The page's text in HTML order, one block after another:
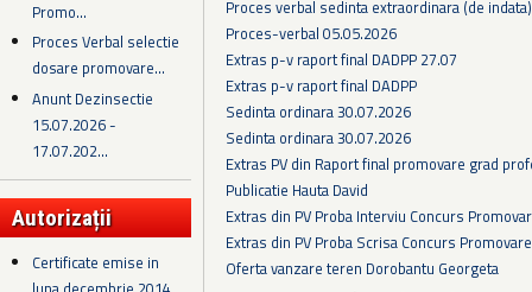
Promo...
Proces Verbal selectie
dosare promovare...
Anunt Dezinsectie
15.07.2026 -
17.07.202...
Autorizații
Certificate emise in
Proces verbal sedinta extraordinara (de
Proces-verbal 05.05.2026
Extras p-v raport final DADPP 27.07
Extras p-v raport final DADPP
Sedinta ordinara 30.07.2026
Sedinta ordinara 30.07.2026
Extras PV din Raport final promovare grad
Publicatie Hauta David
Extras din PV Proba Interviu Concurs
Extras din PV Proba Scrisa Concurs
Oferta vanzare teren Dorobantu Georgeta